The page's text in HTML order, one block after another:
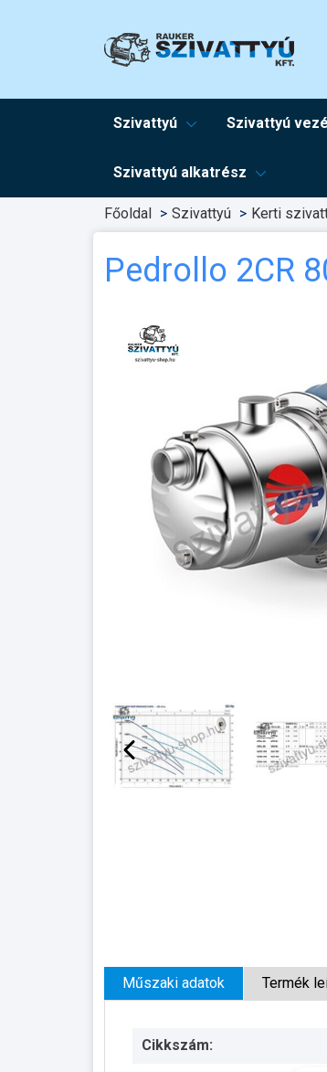
Szivattyú Szivattyú
Szivattyú alkatrész
Főoldal Szivattyú Kerti
Pedrollo 2CR
Műszaki adatok Termék
Cikkszám: